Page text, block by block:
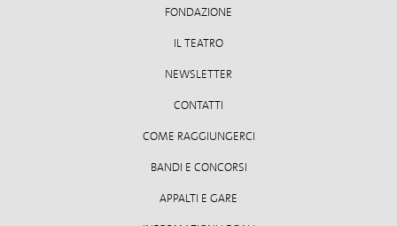
FONDAZIONE
IL TEATRO
NEWSLETTER
CONTATTI
COME RAGGIUNGERCI
BANDI E CONCORSI
APPALTI E GARE